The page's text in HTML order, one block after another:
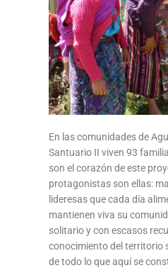
En las comunidades de
Santuario II viven 93
son el corazón de este
protagonistas son ellas:
lideresas que cada día
mantienen viva su
solitario y con escasos
conocimiento del territorio
de todo lo que aquí se